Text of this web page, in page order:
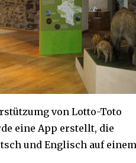
von Lotto-Toto
eine App erstellt, die
und Englisch auf einem